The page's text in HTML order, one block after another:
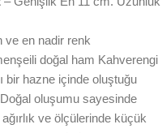
ve en nadir renk
doğal ham Kahverengi
bir hazne içinde oluştuğu
oluşumu sayesinde
ve ölçülerinde küçük